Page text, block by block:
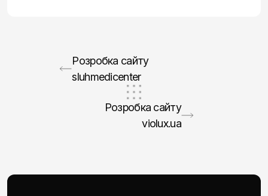
Розробка сайту
sluhmedicenter
Розробка сайту
violux.ua